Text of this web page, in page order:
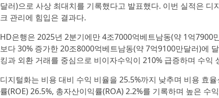
달러)으로 사상 최대치를 기록했다고 발표했다. 이번 실적은
크 관리에 힘입은 결과다.
HD은행은 2025년 2분기에만 4조7000억베트남동(약 1억7900
보다 30% 증가한 20조8000억베트남동(약 7억9100만달러)에
킹과 외환 거래를 중심으로 비이자수익이 210% 급증하며 수익
디지털화는 비용 대비 수익 비율을 25.5%까지 낮추며 비용 효
률(ROE) 26.5%, 총자산이익률(ROA) 2.2%를 기록하며 높은 수